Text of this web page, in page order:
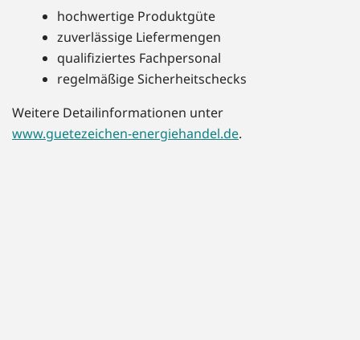
hochwertige Produktgüte
zuverlässige Liefermengen
qualifiziertes Fachpersonal
regelmäßige Sicherheitschecks
Weitere Detailinformationen unter
www.guetezeichen-energiehandel.de.